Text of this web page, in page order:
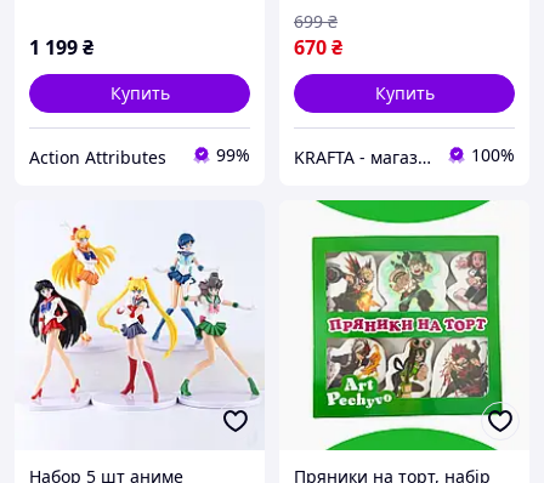
1 199₴
Купить
Action Attributes 99%
670₴
699 ₴
Купить
KRAFTA - магазинчик гик-атрибутики 100%
Набор 5 шт аниме
Пряники на торт, набір